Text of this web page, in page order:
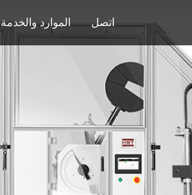
الموارد والخدمة اتصل